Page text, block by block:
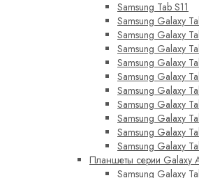
Samsung Tab S11
Samsung Galaxy
Samsung Galaxy
Samsung Galaxy
Samsung Galaxy
Samsung Galaxy
Samsung Galaxy
Samsung Galaxy
Samsung Galaxy
Samsung Galaxy
Samsung Galaxy
Планшеты серии Galaxy
Samsung Galaxy